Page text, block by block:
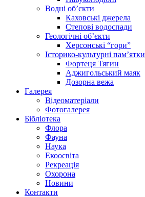
Водні об’єкти
Каховські джерела
Степові водоспади
Геологічні об’єкти
Херсонські “гори”
Історико-культурні пам’ятки
Фортеця Тягин
Аджигольський маяк
Дозорна вежа
Галерея
Відеоматеріали
Фотогалерея
Бібліотека
Флора
Фауна
Наука
Екоосвіта
Рекреація
Охорона
Новини
Контакти